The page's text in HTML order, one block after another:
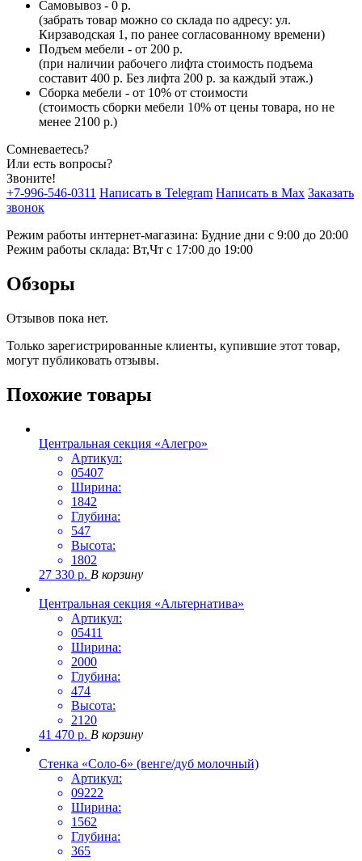
Самовывоз - 0 р.
(забрать товар можно со склада по адресу: ул.
Кирзаводская 1, по ранее согласованному времени)
Подъем мебели - от 200 р.
(при наличии рабочего лифта стоимость подъема
составит 400 р. Без лифта 200 р. за каждый этаж.)
Сборка мебели - от 10% от стоимости
(стоимость сборки мебели 10% от цены товара, но не
менее 2100 р.)
Сомневаетесь?
Или есть вопросы?
Звоните!
+7-996-546-0311 Написать в Telegram Написать в Max Заказать
звонок
Режим работы интернет-магазина: Будние дни с 9:00 до 20:00
Режим работы склада: Вт,Чт с 17:00 до 19:00
Обзоры
Отзывов пока нет.
Только зарегистрированные клиенты, купившие этот товар,
могут публиковать отзывы.
Похожие товары
Центральная секция «Алегро»
Артикул:
05407
Ширина:
1842
Глубина:
547
Высота:
1802
27 330 р. В корзину
Центральная секция «Альтернатива»
Артикул:
05411
Ширина:
2000
Глубина:
474
Высота:
2120
41 470 р. В корзину
Стенка «Соло-6» (венге/дуб молочный)
Артикул:
09222
Ширина:
1562
Глубина:
365